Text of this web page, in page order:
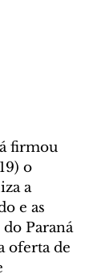
firmou
o
a
e as
Paraná
oferta de